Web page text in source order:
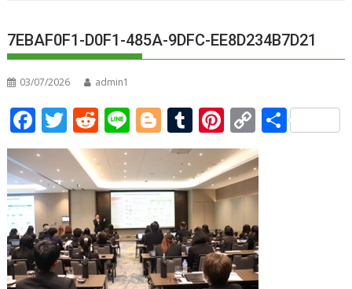
7EBAF0F1-D0F1-485A-9DFC-EE8D234B7D21
03/07/2026 admin1
F
ac
e
b
o
o
k
T
w
itt
er
R
e
d
di
t
Li
n
e
Bl
o
g
g
er
T
u
m
bl
r
Pi
nt
er
e
st
C
o
p
y
Li
n
k
S